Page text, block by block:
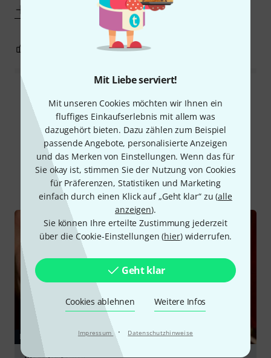
Mit Liebe serviert!
Mit unseren Cookies möchten wir Ihnen ein
fluffiges Einkaufserlebnis mit allem was
dazugehört bieten. Dazu zählen zum Beispiel
passende Angebote, personalisierte Anzeigen
und das Merken von Einstellungen. Wenn das für
Sie okay ist, stimmen Sie der Nutzung von Cookies
für Präferenzen, Statistiken und Marketing
einfach durch einen Klick auf „Geht klar“ zu (alle
anzeigen).
Sie können Ihre erteilte Zustimmung jederzeit
über die Cookie-Einstellungen (hier) widerrufen.
Geht klar
Cookies ablehnen Weitere Infos
Impressum · Datenschutzhinweise
BEWERTUNG MELDEN
Schon gewusst?
Alle Ratgeber Testberichte
RATGEBER